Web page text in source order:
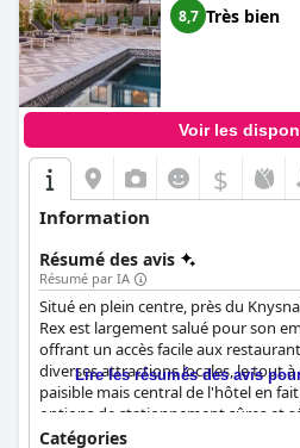
8,7 Très bien
Voir les
$
Information
Résumé des avis
Résumé par IA
Situé en plein centre, près du
Rex est largement salué pour son
offrant un accès facile aux
diverses attractions locales, le tout à
paisible mais central de l'hôtel en
options de stationnement sûres et
sa commodité pour les voyageurs,
Lire les résumés des avis
Catégories